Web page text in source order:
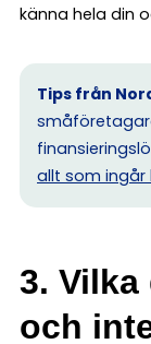
känna hela din
Tips från
allt som ingår
3.
och